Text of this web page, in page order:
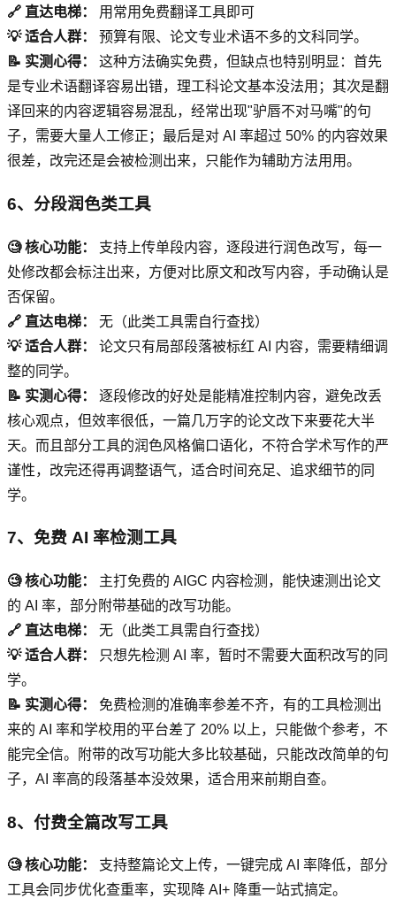
🔗 直达电梯：
用常用免费翻译工具即可
💡 适合人群：
预算有限、论文专业术语不多的文科同学。
📝 实测心得：
这种方法确实免费，但缺点也特别明显：首先
是专业术语翻译容易出错，理工科论文基本没法用；其次是翻
译回来的内容逻辑容易混乱，经常出现"驴唇不对马嘴"的句
子，需要大量人工修正；最后是对 AI 率超过 50% 的内容效果
很差，改完还是会被检测出来，只能作为辅助方法用用。
6、分段润色类工具
🧐 核心功能：
支持上传单段内容，逐段进行润色改写，每一
处修改都会标注出来，方便对比原文和改写内容，手动确认是
否保留。
🔗 直达电梯：
无（此类工具需自行查找）
💡 适合人群：
论文只有局部段落被标红 AI 内容，需要精细调
整的同学。
📝 实测心得：
逐段修改的好处是能精准控制内容，避免改丢
核心观点，但效率很低，一篇几万字的论文改下来要花大半
天。而且部分工具的润色风格偏口语化，不符合学术写作的严
谨性，改完还得再调整语气，适合时间充足、追求细节的同
学。
7、免费 AI 率检测工具
🧐 核心功能：
主打免费的 AIGC 内容检测，能快速测出论文
的 AI 率，部分附带基础的改写功能。
🔗 直达电梯：
无（此类工具需自行查找）
💡 适合人群：
只想先检测 AI 率，暂时不需要大面积改写的同
学。
📝 实测心得：
免费检测的准确率参差不齐，有的工具检测出
来的 AI 率和学校用的平台差了 20% 以上，只能做个参考，不
能完全信。附带的改写功能大多比较基础，只能改改简单的句
子，AI 率高的段落基本没效果，适合用来前期自查。
8、付费全篇改写工具
🧐 核心功能：
支持整篇论文上传，一键完成 AI 率降低，部分
工具会同步优化查重率，实现降 AI+ 降重一站式搞定。